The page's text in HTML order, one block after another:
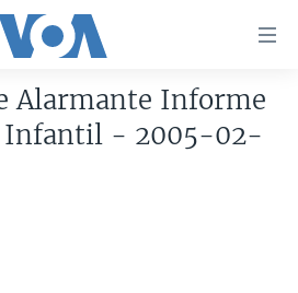
Alarmante Informe
Infantil - 2005-02-